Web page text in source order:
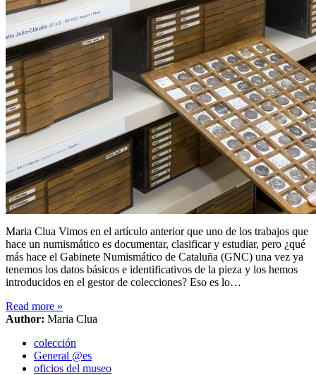
Maria Clua Vimos en el artículo anterior que uno de los trabajos que
hace un numismático es documentar, clasificar y estudiar, pero ¿qué
más hace el Gabinete Numismático de Cataluña (GNC) una vez ya
tenemos los datos básicos e identificativos de la pieza y los hemos
introducidos en el gestor de colecciones? Eso es lo…
Read more »
Author: Maria Clua
colección
General @es
oficios del museo